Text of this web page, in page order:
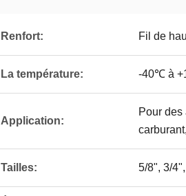
Renfort: Fil de
La température: -40℃ à
Application:
Pour
Tailles: 5/8", 3/